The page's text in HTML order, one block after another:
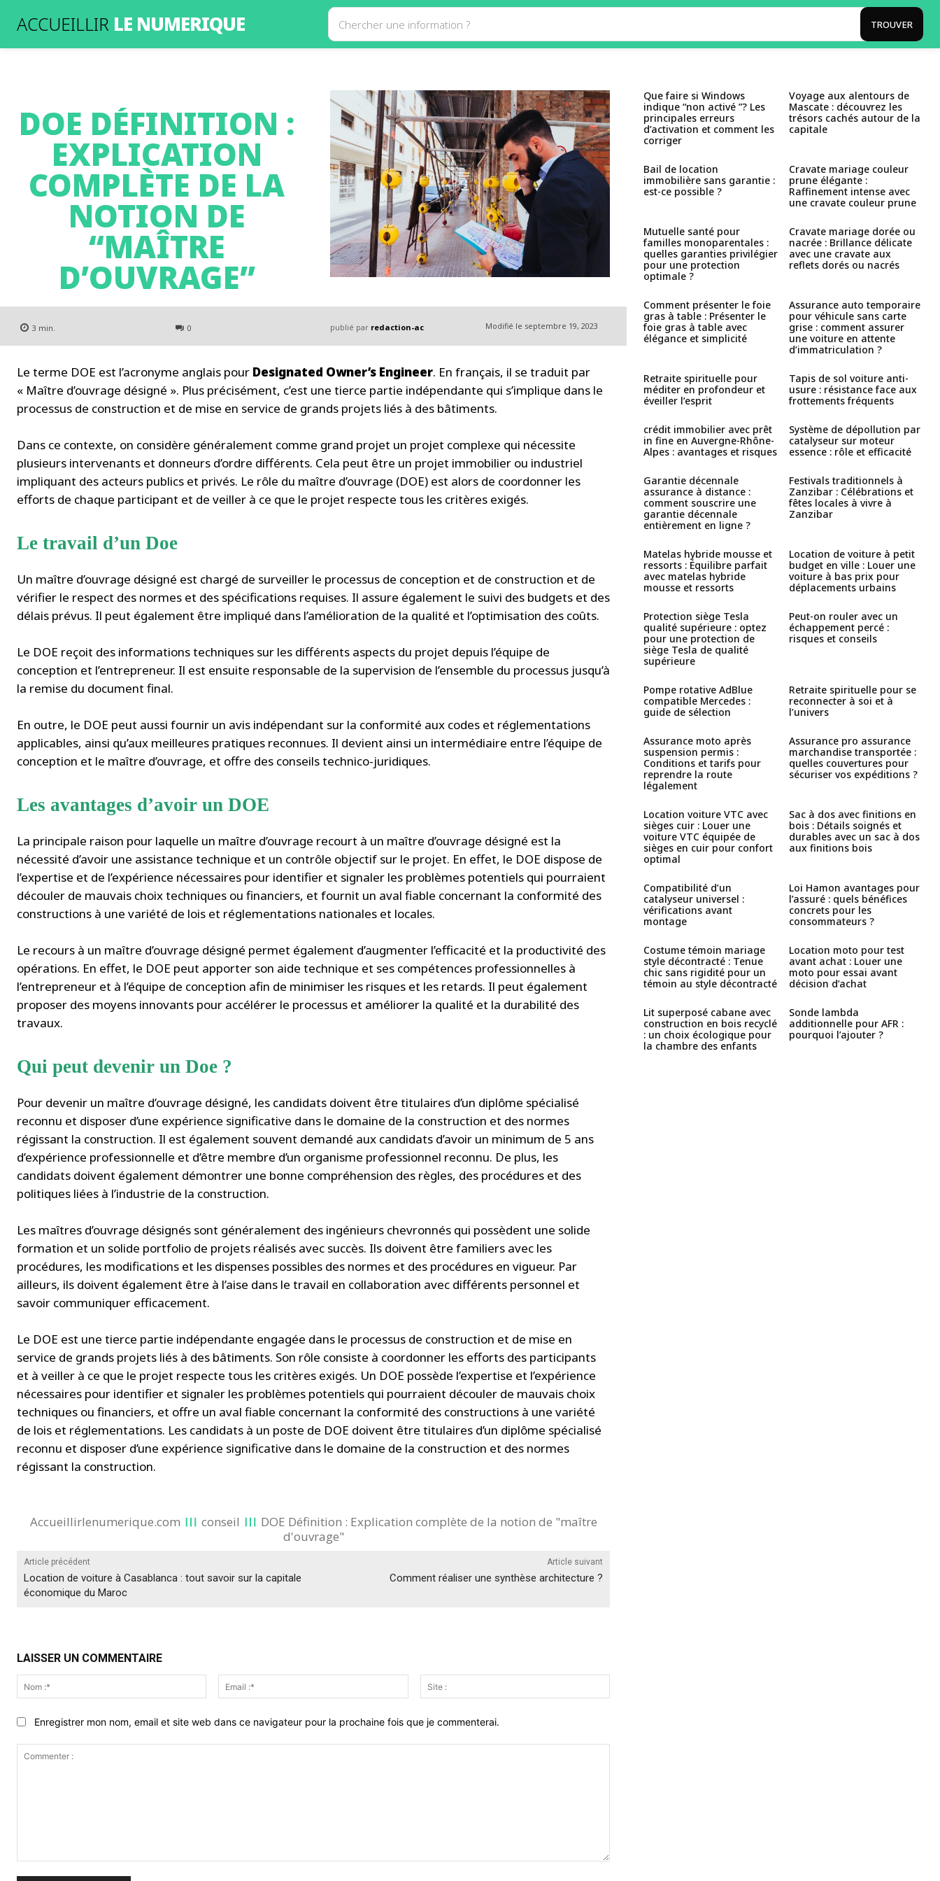
ACCUEILLIR LE NUMERIQUE Chercher une information ? TROUVER
DOE DÉFINITION :
EXPLICATION
COMPLÈTE DE LA
NOTION DE
“MAÎTRE
D’OUVRAGE”
3 min. 0 publié par redaction-ac Modifié le septembre 19, 2023
Le terme DOE est l’acronyme anglais pour Designated Owner’s Engineer. En français, il se traduit par
« Maître d’ouvrage désigné ». Plus précisément, c’est une tierce partie indépendante qui s’implique dans le
processus de construction et de mise en service de grands projets liés à des bâtiments.
Dans ce contexte, on considère généralement comme grand projet un projet complexe qui nécessite
plusieurs intervenants et donneurs d’ordre différents. Cela peut être un projet immobilier ou industriel
impliquant des acteurs publics et privés. Le rôle du maître d’ouvrage (DOE) est alors de coordonner les
efforts de chaque participant et de veiller à ce que le projet respecte tous les critères exigés.
Le travail d’un Doe
Un maître d’ouvrage désigné est chargé de surveiller le processus de conception et de construction et de
vérifier le respect des normes et des spécifications requises. Il assure également le suivi des budgets et des
délais prévus. Il peut également être impliqué dans l’amélioration de la qualité et l’optimisation des coûts.
Le DOE reçoit des informations techniques sur les différents aspects du projet depuis l’équipe de
conception et l’entrepreneur. Il est ensuite responsable de la supervision de l’ensemble du processus jusqu’à
la remise du document final.
En outre, le DOE peut aussi fournir un avis indépendant sur la conformité aux codes et réglementations
applicables, ainsi qu’aux meilleures pratiques reconnues. Il devient ainsi un intermédiaire entre l’équipe de
conception et le maître d’ouvrage, et offre des conseils technico-juridiques.
Les avantages d’avoir un DOE
La principale raison pour laquelle un maître d’ouvrage recourt à un maître d’ouvrage désigné est la
nécessité d’avoir une assistance technique et un contrôle objectif sur le projet. En effet, le DOE dispose de
l’expertise et de l’expérience nécessaires pour identifier et signaler les problèmes potentiels qui pourraient
découler de mauvais choix techniques ou financiers, et fournit un aval fiable concernant la conformité des
constructions à une variété de lois et réglementations nationales et locales.
Le recours à un maître d’ouvrage désigné permet également d’augmenter l’efficacité et la productivité des
opérations. En effet, le DOE peut apporter son aide technique et ses compétences professionnelles à
l’entrepreneur et à l’équipe de conception afin de minimiser les risques et les retards. Il peut également
proposer des moyens innovants pour accélérer le processus et améliorer la qualité et la durabilité des
travaux.
Qui peut devenir un Doe ?
Pour devenir un maître d’ouvrage désigné, les candidats doivent être titulaires d’un diplôme spécialisé
reconnu et disposer d’une expérience significative dans le domaine de la construction et des normes
régissant la construction. Il est également souvent demandé aux candidats d’avoir un minimum de 5 ans
d’expérience professionnelle et d’être membre d’un organisme professionnel reconnu. De plus, les
candidats doivent également démontrer une bonne compréhension des règles, des procédures et des
politiques liées à l’industrie de la construction.
Les maîtres d’ouvrage désignés sont généralement des ingénieurs chevronnés qui possèdent une solide
formation et un solide portfolio de projets réalisés avec succès. Ils doivent être familiers avec les
procédures, les modifications et les dispenses possibles des normes et des procédures en vigueur. Par
ailleurs, ils doivent également être à l’aise dans le travail en collaboration avec différents personnel et
savoir communiquer efficacement.
Le DOE est une tierce partie indépendante engagée dans le processus de construction et de mise en
service de grands projets liés à des bâtiments. Son rôle consiste à coordonner les efforts des participants
et à veiller à ce que le projet respecte tous les critères exigés. Un DOE possède l’expertise et l’expérience
nécessaires pour identifier et signaler les problèmes potentiels qui pourraient découler de mauvais choix
techniques ou financiers, et offre un aval fiable concernant la conformité des constructions à une variété
de lois et réglementations. Les candidats à un poste de DOE doivent être titulaires d’un diplôme spécialisé
reconnu et disposer d’une expérience significative dans le domaine de la construction et des normes
régissant la construction.
Accueillirlenumerique.com conseil
DOE Définition : Explication complète de la notion de "maître
d'ouvrage"
Article précédent
Location de voiture à Casablanca : tout savoir sur la capitale
économique du Maroc
Article suivant
Comment réaliser une synthèse architecture ?
LAISSER UN COMMENTAIRE
Nom
:*
Email
:*
:
Enregistrer mon nom, email et site web dans ce navigateur pour la prochaine fois que je commenterai.
Que faire si Windows
indique “non activé ”? Les
principales erreurs
d’activation et comment les
corriger
Voyage aux alentours de
Mascate : découvrez les
trésors cachés autour de la
capitale
Bail de location
immobilière sans garantie :
est-ce possible ?
Cravate mariage couleur
prune élégante :
Raffinement intense avec
une cravate couleur prune
Mutuelle santé pour
familles monoparentales :
quelles garanties privilégier
pour une protection
optimale ?
Cravate mariage dorée ou
nacrée : Brillance délicate
avec une cravate aux
reflets dorés ou nacrés
Comment présenter le foie
gras à table : Présenter le
foie gras à table avec
élégance et simplicité
Assurance auto temporaire
pour véhicule sans carte
grise : comment assurer
une voiture en attente
d’immatriculation ?
Retraite spirituelle pour
méditer en profondeur et
éveiller l’esprit
Tapis de sol voiture anti-
usure : résistance face aux
frottements fréquents
crédit immobilier avec prêt
in fine en Auvergne-Rhône-
Alpes : avantages et risques
Système de dépollution par
catalyseur sur moteur
essence : rôle et efficacité
Garantie décennale
assurance à distance :
comment souscrire une
garantie décennale
entièrement en ligne ?
Festivals traditionnels à
Zanzibar : Célébrations et
fêtes locales à vivre à
Zanzibar
Matelas hybride mousse et
ressorts : Équilibre parfait
avec matelas hybride
mousse et ressorts
Location de voiture à petit
budget en ville : Louer une
voiture à bas prix pour
déplacements urbains
Protection siège Tesla
qualité supérieure : optez
pour une protection de
siège Tesla de qualité
supérieure
Peut-on rouler avec un
échappement percé :
risques et conseils
Pompe rotative AdBlue
compatible Mercedes :
guide de sélection
Retraite spirituelle pour se
reconnecter à soi et à
l’univers
Assurance moto après
suspension permis :
Conditions et tarifs pour
reprendre la route
légalement
Assurance pro assurance
marchandise transportée :
quelles couvertures pour
sécuriser vos expéditions ?
Location voiture VTC avec
sièges cuir : Louer une
voiture VTC équipée de
sièges en cuir pour confort
optimal
Sac à dos avec finitions en
bois : Détails soignés et
durables avec un sac à dos
aux finitions bois
Compatibilité d’un
catalyseur universel :
vérifications avant
montage
Loi Hamon avantages pour
l’assuré : quels bénéfices
concrets pour les
consommateurs ?
Costume témoin mariage
style décontracté : Tenue
chic sans rigidité pour un
témoin au style décontracté
Location moto pour test
avant achat : Louer une
moto pour essai avant
décision d’achat
Lit superposé cabane avec
construction en bois recyclé
: un choix écologique pour
la chambre des enfants
Sonde lambda
additionnelle pour AFR :
pourquoi l’ajouter ?